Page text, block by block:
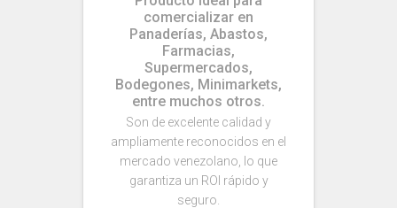
comercializar en
Panaderías, Abastos,
Farmacias,
Supermercados,
Bodegones, Minimarkets,
entre muchos otros.
Son de excelente calidad y
ampliamente reconocidos en el
mercado venezolano, lo que
garantiza un ROI rápido y
seguro.